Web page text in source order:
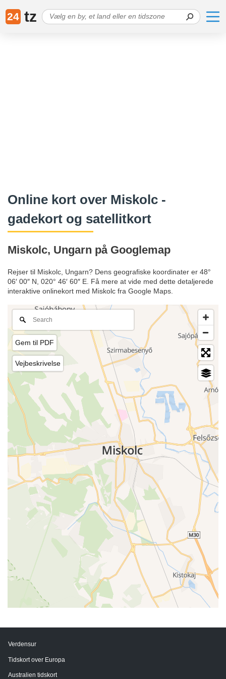
24 tz
Online kort over Miskolc -
gadekort og satellitkort
Miskolc, Ungarn på Googlemap
Rejser til Miskolc, Ungarn? Dens geografiske koordinater er 48°
06′ 00″ N, 020° 46′ 60″ E. Få mere at vide med dette detaljerede
interaktive onlinekort med Miskolc fra Google Maps.
Gem til PDF
Vejbeskrivelse
Verdensur
Tidskort over Europa
Australien tidskort